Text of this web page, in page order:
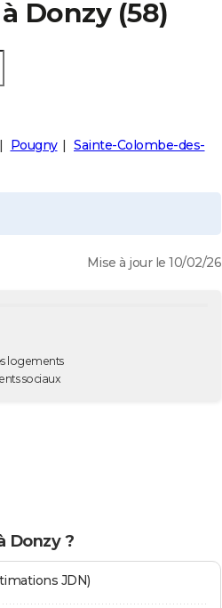
Donzy(58)
Pougny
Sainte-Colombe-des-
Mise à jour le 10/02/26
logements
sociaux
Donzy ?
JDN)